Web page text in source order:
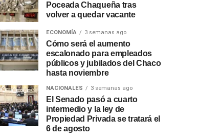
Poceada Chaqueña tras
volver a quedar vacante
ECONOMÍA 3 semanas ago
Cómo será el aumento
escalonado para empleados
públicos y jubilados del Chaco
hasta noviembre
NACIONALES 3 semanas ago
El Senado pasó a cuarto
intermedio y la ley de
Propiedad Privada se tratará el
6 de agosto